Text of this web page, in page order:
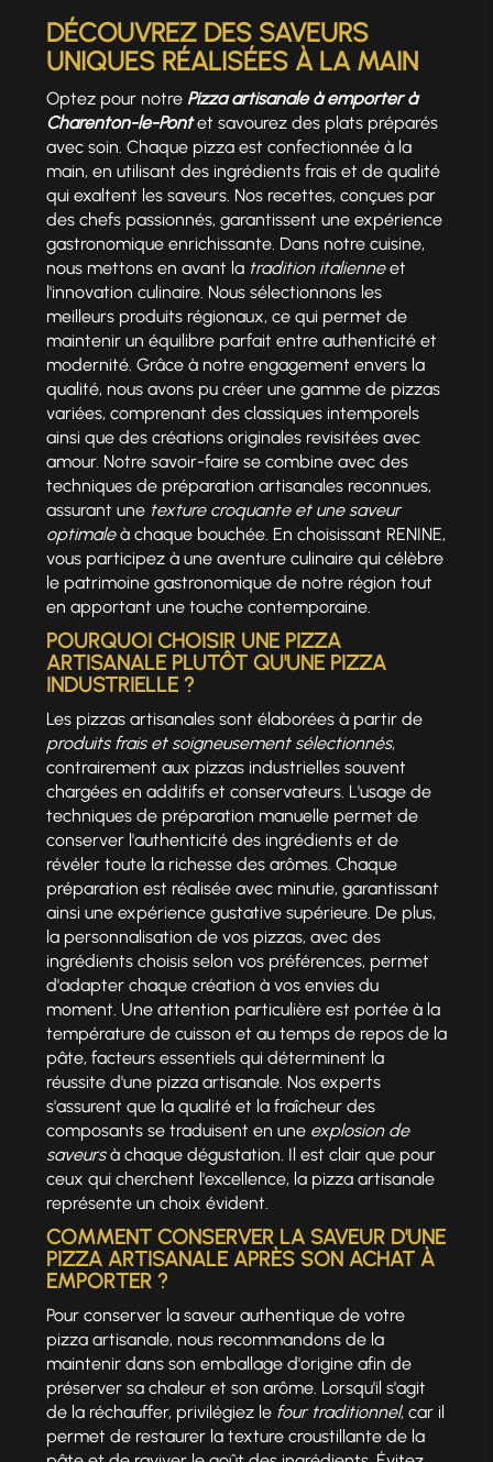
DÉCOUVREZ DES SAVEURS
UNIQUES RÉALISÉES À LA MAIN
Optez pour notre Pizza artisanale à emporter à
Charenton-le-Pontet savourez des plats préparés
avec soin. Chaque pizza est confectionnée à la
main, en utilisant des ingrédients frais et de qualité
qui exaltent les saveurs. Nos recettes, conçues par
des chefs passionnés, garantissent une expérience
gastronomique enrichissante. Dans notre cuisine,
nous mettons en avant la tradition italienneet
l'innovation culinaire. Nous sélectionnons les
meilleurs produits régionaux, ce qui permet de
maintenir un équilibre parfait entre authenticité et
modernité. Grâce à notre engagement envers la
qualité, nous avons pu créer une gamme de pizzas
variées, comprenant des classiques intemporels
ainsi que des créations originales revisitées avec
amour. Notre savoir-faire se combine avec des
techniques de préparation artisanales reconnues,
assurant une texture croquante et une saveur
optimaleà chaque bouchée. En choisissant RENINE,
vous participez à une aventure culinaire qui célèbre
le patrimoine gastronomique de notre région tout
en apportant une touche contemporaine.
POURQUOI CHOISIR UNE PIZZA
ARTISANALE PLUTÔT QU'UNE PIZZA
INDUSTRIELLE ?
Les pizzas artisanales sont élaborées à partir de
produits frais et soigneusement sélectionnés,
contrairement aux pizzas industrielles souvent
chargées en additifs et conservateurs. L'usage de
techniques de préparation manuelle permet de
conserver l'authenticité des ingrédients et de
révéler toute la richesse des arômes. Chaque
préparation est réalisée avec minutie, garantissant
ainsi une expérience gustative supérieure. De plus,
la personnalisation de vos pizzas, avec des
ingrédients choisis selon vos préférences, permet
d'adapter chaque création à vos envies du
moment. Une attention particulière est portée à la
température de cuisson et au temps de repos de la
pâte, facteurs essentiels qui déterminent la
réussite d'une pizza artisanale. Nos experts
s'assurent que la qualité et la fraîcheur des
composants se traduisent en une explosion de
saveursà chaque dégustation. Il est clair que pour
ceux qui cherchent l'excellence, la pizza artisanale
représente un choix évident.
COMMENT CONSERVER LA SAVEUR D'UNE
PIZZA ARTISANALE APRÈS SON ACHAT À
EMPORTER ?
Pour conserver la saveur authentique de votre
pizza artisanale, nous recommandons de la
maintenir dans son emballage d'origine afin de
préserver sa chaleur et son arôme. Lorsqu'il s'agit
de la réchauffer, privilégiez le four traditionnel, car il
permet de restaurer la texture croustillante de la